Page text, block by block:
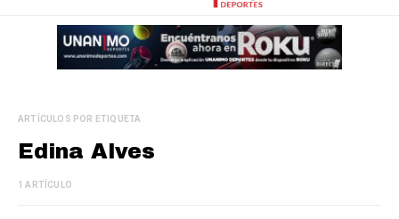
ARTÍCULOS POR ETIQUETA
Edina Alves
1 ARTÍCULO